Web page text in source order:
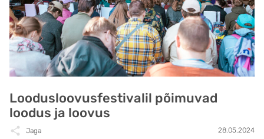
Loodusloovusfestivalil põimuvad
loodus ja loovus
Jaga 28.05.2024